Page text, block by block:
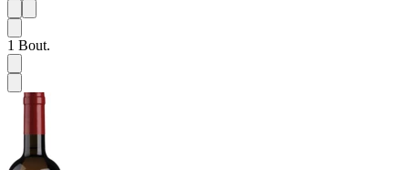
1
1 Bout.